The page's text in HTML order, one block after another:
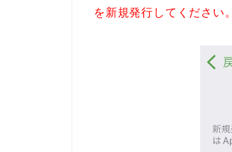
を新規発行してください。